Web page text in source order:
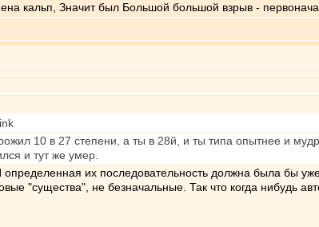
кальп, Значит был Большой большой взрыв -
10 в 27 степени, а ты в 28й, и ты типа опытнее и
и тут же умер.
их последовательность должна была бы
"существа", не безначальные. Так что когда нибудь